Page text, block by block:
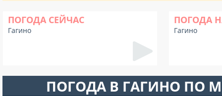
ПОГОДА СЕЙЧАС
Гагино
ПОГОДА
Гагино
ПОГОДА В ГАГИНО ПО